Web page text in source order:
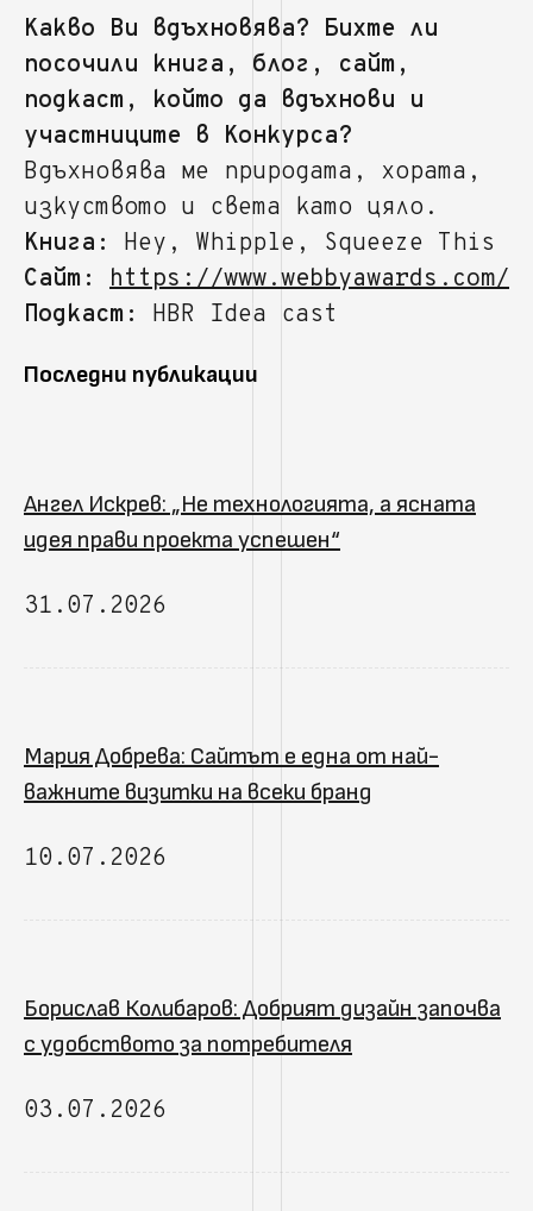
Какво Ви вдъхновява? Бихте ли
посочили книга, блог, сайт,
подкаст, който да вдъхнови и
участниците в Конкурса?
Вдъхновява ме природата, хората,
изкуството и света като цяло.
Книга:
Hey, Whipple, Squeeze This
Сайт:
https://www.webbyawards.com/
Подкаст:
HBR Idea cast
Последни публикации
Ангел Искрев: „Не технологията, а ясната
идея прави проекта успешен“
31.07.2026
Мария Добрева: Сайтът е една от най-
важните визитки на всеки бранд
10.07.2026
Борислав Колибаров: Добрият дизайн започва
с удобството за потребителя
03.07.2026